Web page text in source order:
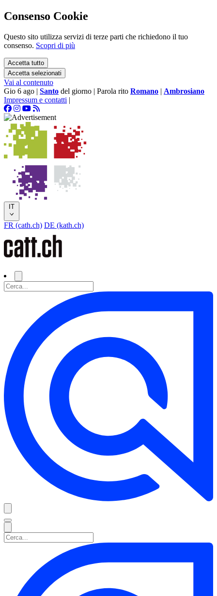
Consenso Cookie
Questo sito utilizza servizi di terze parti che richiedono il tuo
consenso. Scopri di più
Accetta tutto
Accetta selezionati
Vai al contenuto
Gio 6 ago | Santo del giorno | Parola rito Romano | Ambrosiano
Impressum e contatti |
IT
FR (cath.ch) DE (kath.ch)